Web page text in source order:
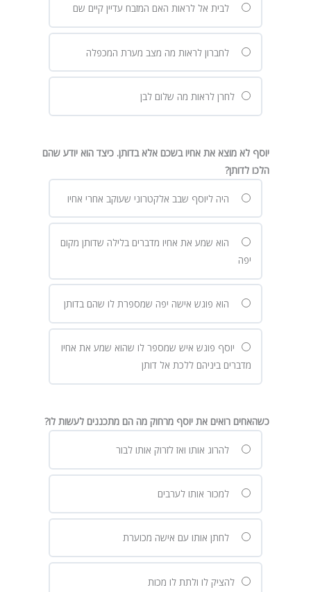
לבית אל לראות האם המזבח עדיין קיים שם
לחברון לראות מה מצב מערת המכפלה
לחרן לראות מה שלום לבן
יוסף לא מוצא את אחיו בשכם אלא בדותן. כיצד הוא יודע שהם
הלכו לדותן?
היה ליוסף שבב אלקטרוני שעוקב אחרי אחיו
הוא שמע את אחיו מדברים בלילה שדותן מקום
יפה
הוא פוגש אישה יפה שמספרת לו שהם בדותן
יוסף פוגש איש שמספר לו שהוא שמע את אחיו
מדברים ביניהם ללכת אל דותן
כשהאחים רואים את יוסף מרחוק מה הם מתכננים לעשות לו?
להרוג אותו ואז לזרוק אותו לבור
למכור אותו לערבים
לחתן אותו עם אישה מכוערת
להציק לו ולתת לו מכות